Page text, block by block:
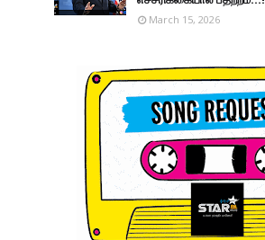
March 15, 2026